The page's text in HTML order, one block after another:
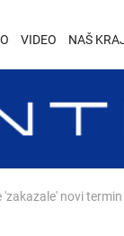
VIDEO NAŠ
novi termin